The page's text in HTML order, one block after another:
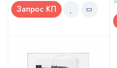
Запрос КП